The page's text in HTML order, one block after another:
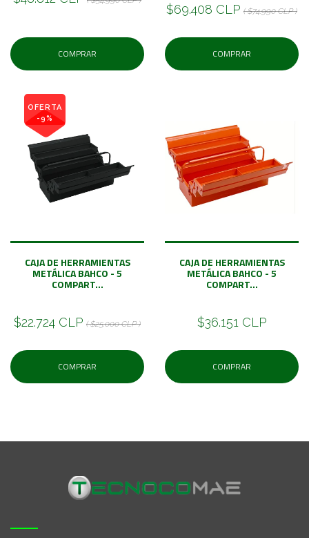
COMPRAR
$69.408 CLP ( $74.990 CLP )
COMPRAR
OFERTA
-9%
CAJA DE HERRAMIENTAS
METÁLICA BAHCO - 5
COMPART...
$22.724 CLP ( $25.000 CLP )
COMPRAR
CAJA DE HERRAMIENTAS
METÁLICA BAHCO - 5
COMPART...
$36.151 CLP
COMPRAR